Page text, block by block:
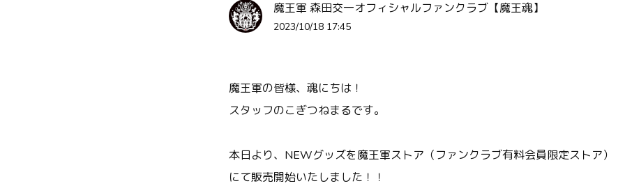
魔王軍 森田交一オフィシャルファンクラブ【魔王魂】
2023/10/18 17:45
魔王軍の皆様、魂にちは！
スタッフのこぎつねまるです。
本日より、NEWグッズを魔王軍ストア（ファンクラブ有料会員限定ストア）
にて販売開始いたしました！！